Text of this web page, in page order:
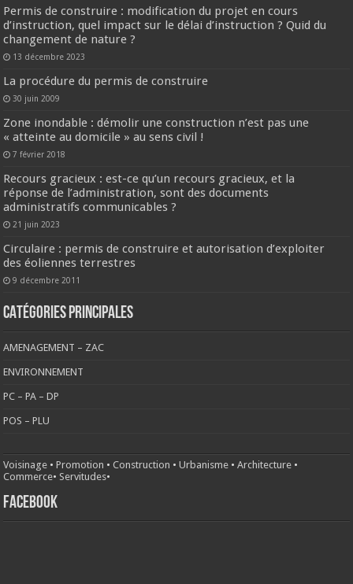
Permis de construire : modification du projet en cours
d’instruction, quel impact sur le délai d’instruction ? Quid du
changement de nature ?
13 décembre 2023
La procédure du permis de construire
30 juin 2009
Zone inondable : démolir une construction n’est pas une
« atteinte au domicile » au sens civil !
7 février 2018
Recours gracieux : est-ce qu’un recours gracieux, et la
réponse de l’administration, sont des documents
administratifs communicables ?
21 juin 2023
Circulaire : permis de construire et autorisation d’exploiter
des éoliennes terrestres
9 décembre 2011
CATÉGORIES PRINCIPALES
AMENAGEMENT – ZAC
ENVIRONNEMENT
PC – PA – DP
POS – PLU
Voisinage •Promotion •Construction •Urbanisme •Architecture •
Commerce• Servitudes•
FACEBOOK